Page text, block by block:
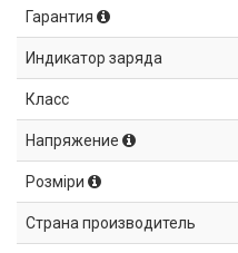
Гарантия
Индикатор заряда
Класс
Напряжение
Розміри
Страна производитель